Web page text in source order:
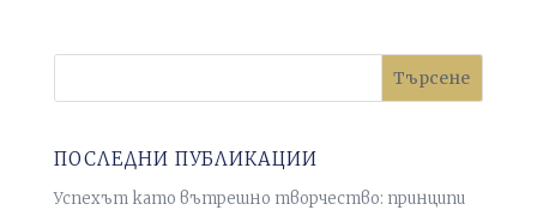
Търсене
ПОСЛЕДНИ ПУБЛИКАЦИИ
Успехът като вътрешно творчество: принципи